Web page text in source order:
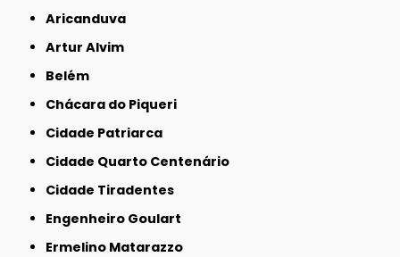
Aricanduva
Artur Alvim
Belém
Chácara do Piqueri
Cidade Patriarca
Cidade Quarto Centenário
Cidade Tiradentes
Engenheiro Goulart
Ermelino Matarazzo